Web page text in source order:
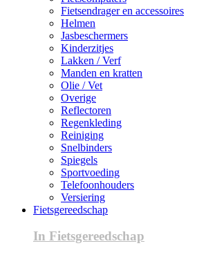
Fietsendrager en accessoires
Helmen
Jasbeschermers
Kinderzitjes
Lakken / Verf
Manden en kratten
Olie / Vet
Overige
Reflectoren
Regenkleding
Reiniging
Snelbinders
Spiegels
Sportvoeding
Telefoonhouders
Versiering
Fietsgereedschap
In Fietsgereedschap